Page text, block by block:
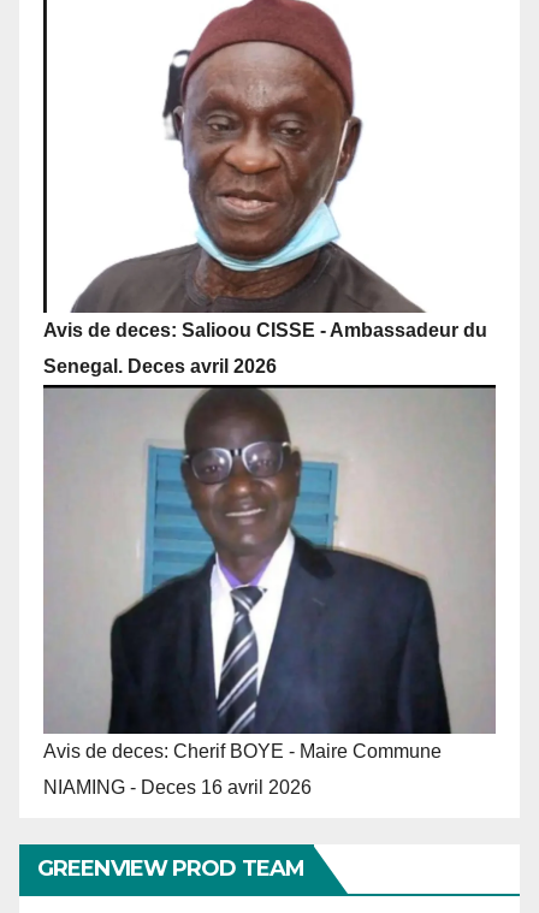
Avis de deces: Salioou CISSE - Ambassadeur du
Senegal. Deces avril 2026
Avis de deces: Cherif BOYE - Maire Commune
NIAMING - Deces 16 avril 2026
GREENVIEW PROD TEAM